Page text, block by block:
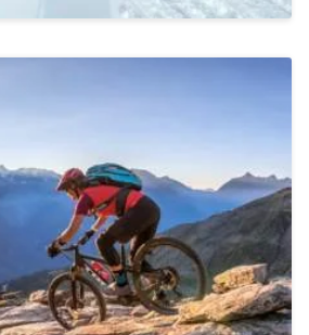
In Sölden
Ab 1.245€